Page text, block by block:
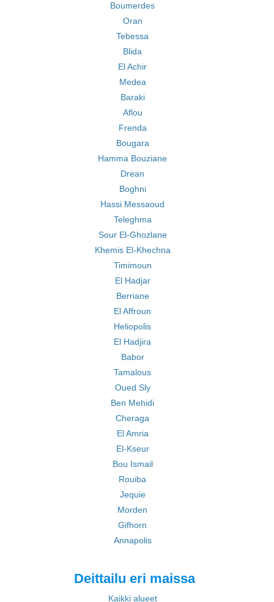
Boumerdes
Oran
Tebessa
Blida
El Achir
Medea
Baraki
Aflou
Frenda
Bougara
Hamma Bouziane
Drean
Boghni
Hassi Messaoud
Teleghma
Sour El-Ghozlane
Khemis El-Khechna
Timimoun
El Hadjar
Berriane
El Affroun
Heliopolis
El Hadjira
Babor
Tamalous
Oued Sly
Ben Mehidi
Cheraga
El Amria
El-Kseur
Bou Ismail
Rouiba
Jequie
Morden
Gifhorn
Annapolis
Deittailu eri maissa
Kaikki alueet